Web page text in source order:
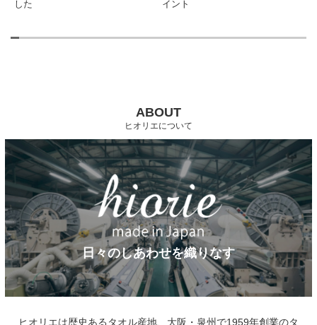
した イント
ABOUT
ヒオリエについて
日々のしあわせを織りなす
ヒオリエは歴史あるタオル産地、大阪・泉州で1959年創業のタ